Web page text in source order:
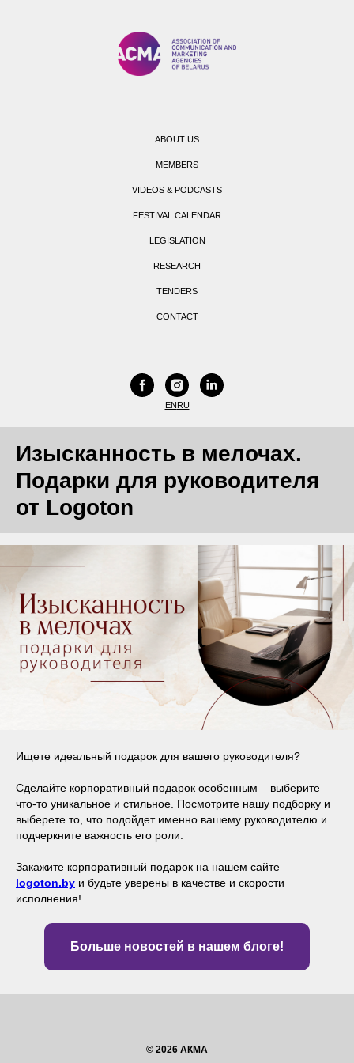
ABOUT US
MEMBERS
VIDEOS & PODCASTS
FESTIVAL CALENDAR
LEGISLATION
RESEARCH
TENDERS
CONTACT
ENRU
Изысканность в мелочах.
Подарки для руководителя
от Logoton
Ищете идеальный подарок для вашего руководителя?
Сделайте корпоративный подарок особенным – выберите
что-то уникальное и стильное. Посмотрите нашу подборку и
выберете то, что подойдет именно вашему руководителю и
подчеркните важность его роли.
Закажите корпоративный подарок на нашем сайте
logoton.by и будьте уверены в качестве и скорости
исполнения!
Больше новостей в нашем блоге!
© 2026 АКМА